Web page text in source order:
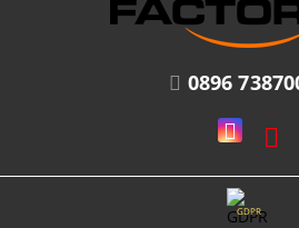
0896
GDPR